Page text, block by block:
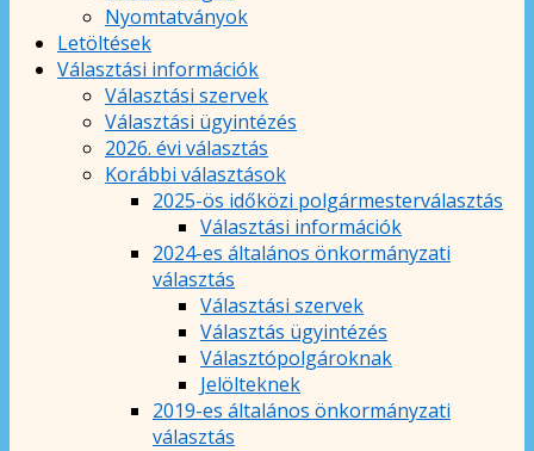
Nyomtatványok
Letöltések
Választási információk
Választási szervek
Választási ügyintézés
2026. évi választás
Korábbi választások
2025-ös időközi polgármesterválasztás
Választási információk
2024-es általános önkormányzati
választás
Választási szervek
Választás ügyintézés
Választópolgároknak
Jelölteknek
2019-es általános önkormányzati
választás